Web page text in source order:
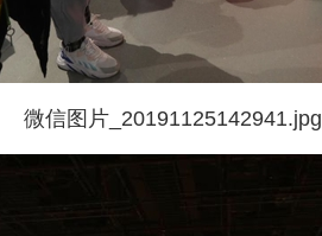
微信图片_20191125142941.jpg